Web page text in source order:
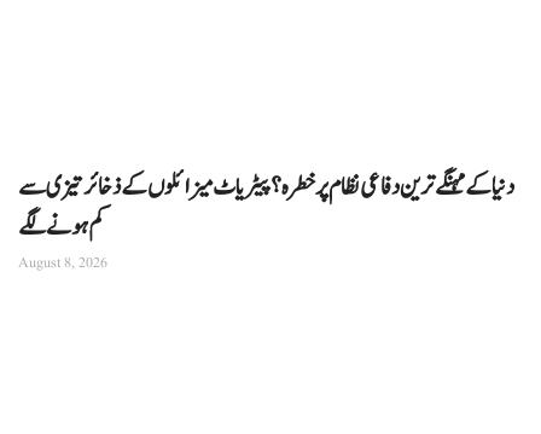
دنیا کے مہنگے ترین دفاعی نظام پر خطرہ؟ پیٹریاٹ میزائلوں کے ذخائر تیزی سے
کم ہونے لگے
August 8, 2026